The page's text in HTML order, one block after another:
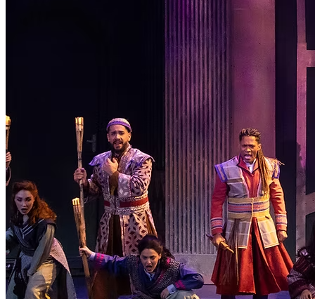
Código Corporativo de Conduta Ética
Educação Financeira
Política de Privacidade
Lei ECA Digital
Soluções
Alelo Pod Gestão de VT
Soluções de Pagamentos
Contrate agora
Alelo S.A.
CNPJ 04.740.876/0001-25 | Alameda Xingu, 512, 3º, 4º e 16º (parte)
andares, Alphaville, Barueri/SP | CEP 06455-030
Naip Instituição de Pagamento S.A.